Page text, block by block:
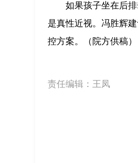
如果孩子坐在后
是真性近视。冯胜辉
控方案。（院方供稿）
责任编辑： 王凤